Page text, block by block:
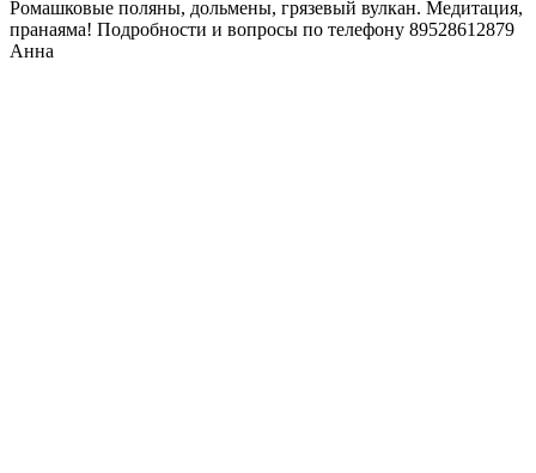
Ромашковые поляны, дольмены, грязевый вулкан. Медитация,
пранаяма! Подробности и вопросы по телефону 89528612879
Анна